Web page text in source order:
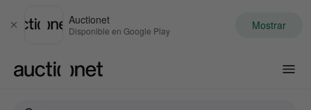
Cerrar
Auctionet
Disponible en Google Play Mostrar